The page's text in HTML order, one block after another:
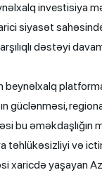
investisiya
siyasət
dəstəyi
güclənməsi,
bu əməkdaşlığın
təhlükəsizliyi və
xaricdə yaşayan